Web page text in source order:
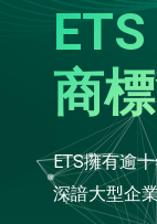
ETS
商
ETS擁有逾
深諳大型企